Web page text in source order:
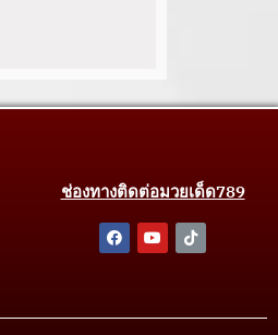
ช่องทางติดต่อมวยเด็ด789